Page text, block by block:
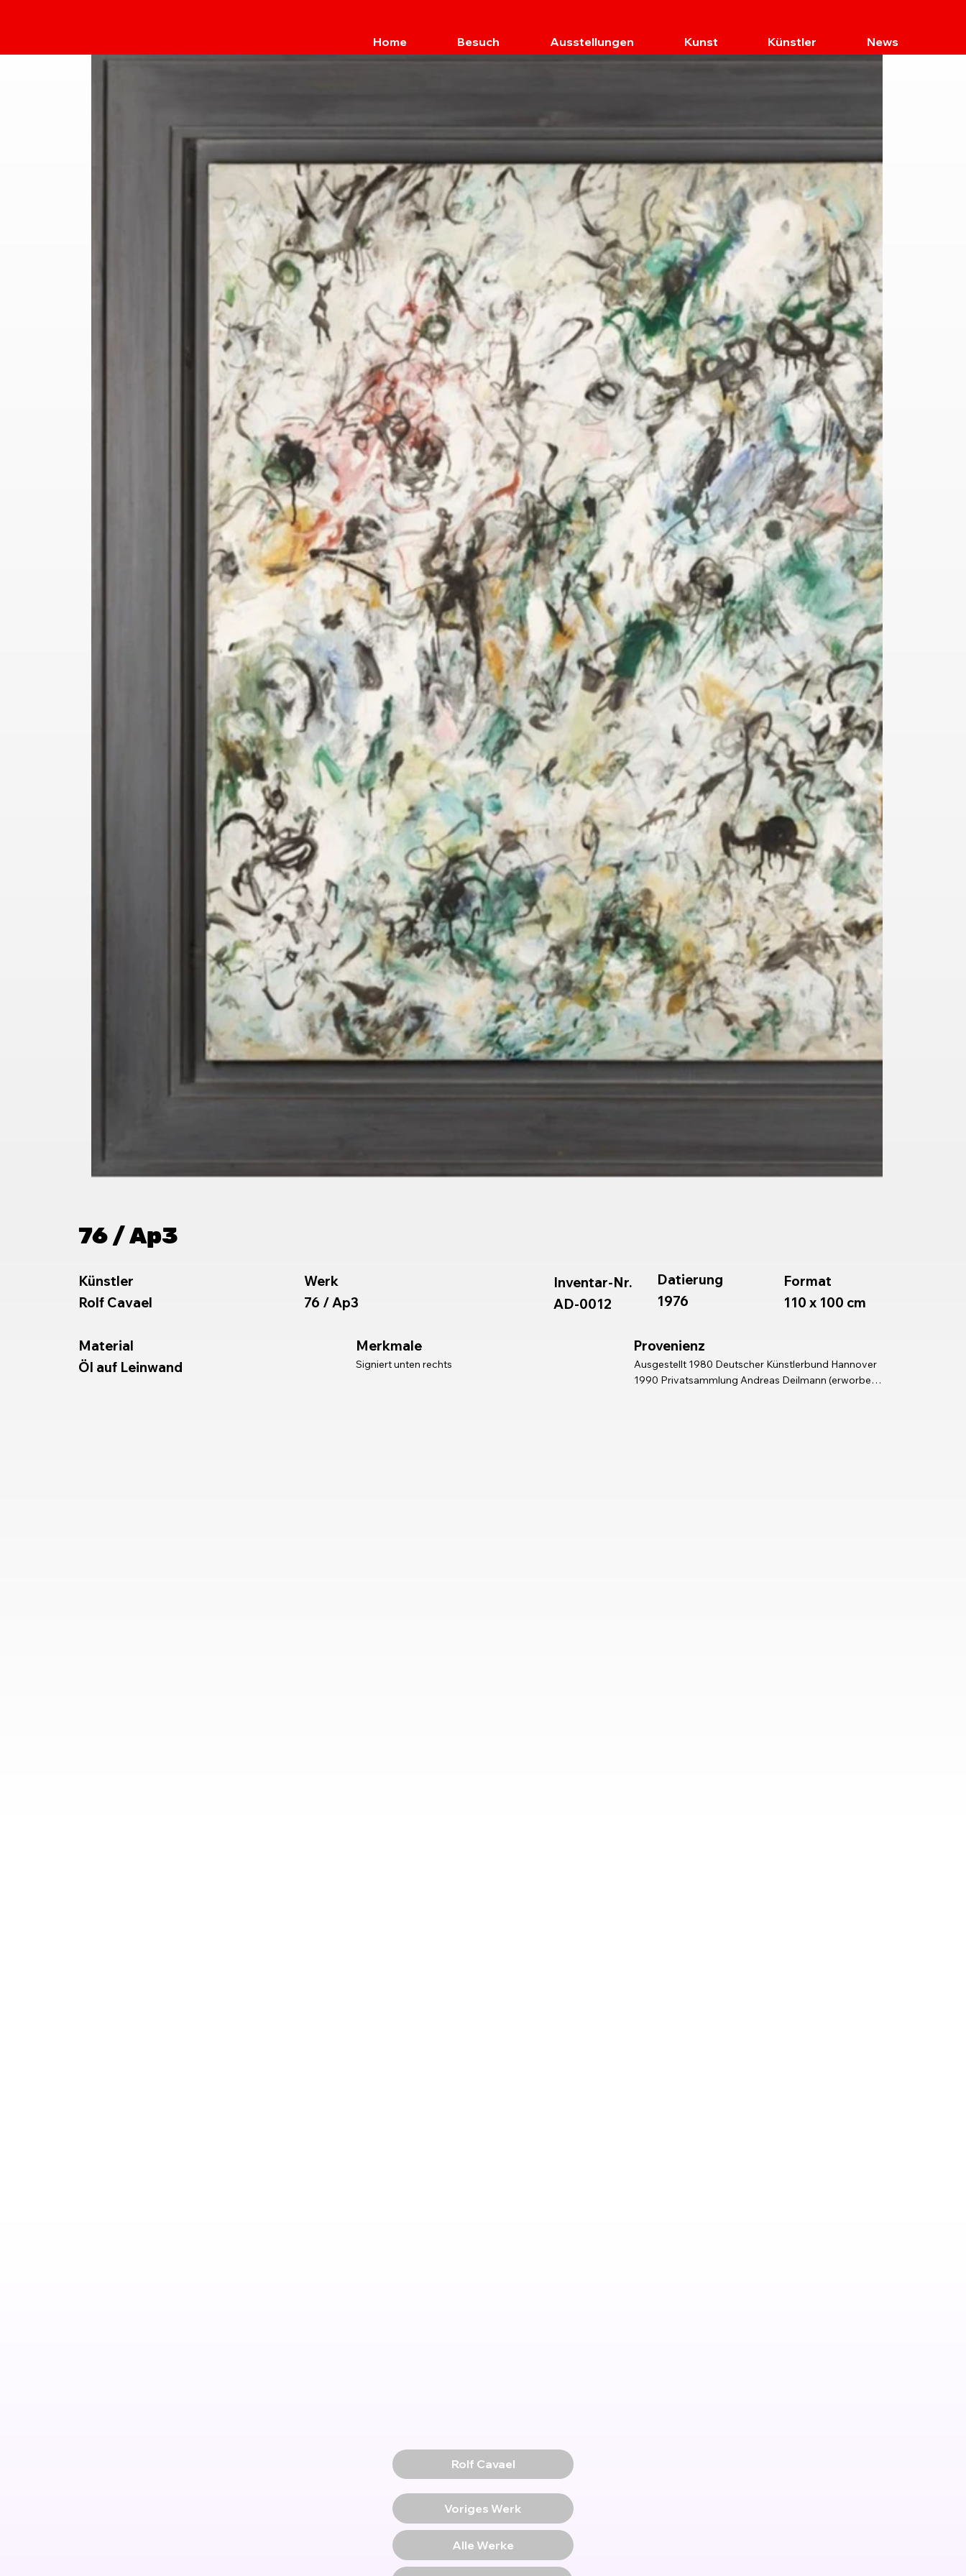
Home Besuch Ausstellungen Kunst Künstler News
76 / Ap3
Künstler
Rolf Cavael
Werk
76 / Ap3
Inventar-Nr.
AD-0012
Datierung
1976
Format
110 x 100 cm
Material
Öl auf Leinwand
Merkmale
Signiert unten rechts
Provenienz
Ausgestellt 1980 Deutscher Künstlerbund Hannover
1990 Privatsammlung Andreas Deilmann (erworben
Rolf Cavael
Voriges Werk
Alle Werke